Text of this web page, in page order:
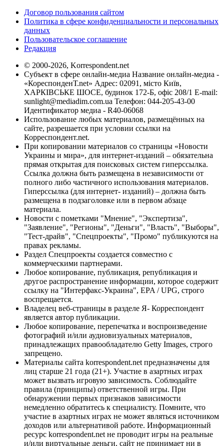
Договор пользования сайтом
Политика в сфере конфиденциальности и персональных
данных
Пользовательское соглашение
Редакция
© 2000-2026, Korrespondent.net
Субъект в сфере онлайн-медиа Название онлайн-медиа -
«КореспонденТ.net» Адрес: 02091, місто Київ,
ХАРКІВСЬКЕ ШОСЕ, будинок 172-Б, офіс 208/1 E-mail:
sunlight@mediadim.com.ua Телефон: 044-205-43-00
Идентификатор медиа - R40-06068
Использование любых материалов, размещённых на
сайте, разрешается при условии ссылки на
Корреспондент.net.
При копировании материалов со страницы «Новости
Украины и мира», для интернет-изданий – обязательна
прямая открытая для поисковых систем гиперссылка.
Ссылка должна быть размещена в независимости от
полного либо частичного использования материалов.
Гиперссылка (для интернет- изданий) – должна быть
размещена в подзаголовке или в первом абзаце
материала.
Новости с пометками "Мнение", "Экспертиза",
"Заявление", "Регионы", "Деньги", "Власть", "Выборы",
"Тест-драйв", "Спецпроекты", "Промо" публикуются на
правах рекламы.
Раздел Спецпроекты создается совместно с
коммерческими партнерами.
Любое копирование, публикация, републикация и
другое распространение информации, которое содержит
ссылку на "Интерфакс-Украина", EPA / UPG, строго
воспрещается.
Владелец веб-страницы в разделе Я- Корреспондент
является автор публикации.
Любое копирование, перепечатка и воспроизведение
фотографий и/или аудиовизуальных материалов,
принадлежащих правообладателю Getty Images, строго
запрещено.
Материалы сайта korrespondent.net предназначены для
лиц старше 21 года (21+). Участие в азартных играх
может вызвать игровую зависимость. Соблюдайте
правила (принципы) ответственной игры. При
обнаружении первых признаков зависимости
немедленно обратитесь к специалисту. Помните, что
участие в азартных играх не может являться источником
доходов или альтернативой работе. Информационный
ресурс korrespondent.net не проводит игры на реальные
и/или виртуальные деньги, сайт не принимает ни в